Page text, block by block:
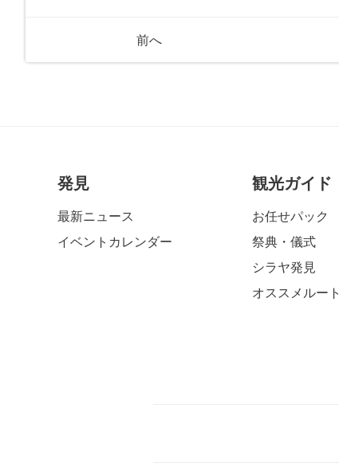
前へ
発見
最新ニュース
イベントカレンダー
観光ガイド
お任せパック
祭典・儀式
シラヤ発見
オススメルート